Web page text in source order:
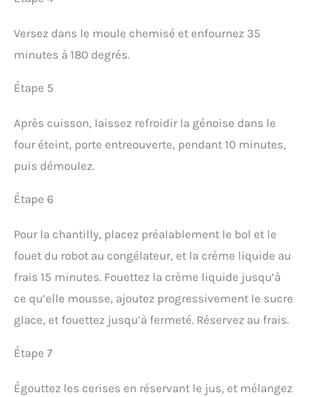
Versez dans le moule chemisé et enfournez 35
minutes à 180 degrés.
Étape 5
Après cuisson, laissez refroidir la génoise dans le
four éteint, porte entreouverte, pendant 10 minutes,
puis démoulez.
Étape 6
Pour la chantilly, placez préalablement le bol et le
fouet du robot au congélateur, et la crème liquide au
frais 15 minutes. Fouettez la crème liquide jusqu’à
ce qu’elle mousse, ajoutez progressivement le sucre
glace, et fouettez jusqu’à fermeté. Réservez au frais.
Étape 7
Égouttez les cerises en réservant le jus, et mélangez